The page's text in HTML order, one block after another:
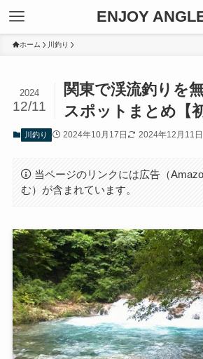
ENJOY
ホーム 川釣り
関東で渓流釣りを
スポットまとめ【
2024
12/11
川釣り 2024年10月17日 2024年12月11日
当ページのリンクには広告（
む）が含まれています。